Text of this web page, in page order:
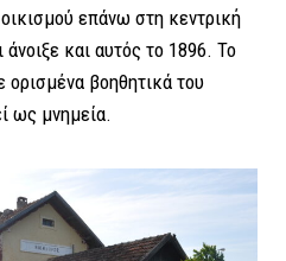
επάνω στη κεντρική
και αυτός το 1896. Το
ορισμένα βοηθητικά του
ως μνημεία.